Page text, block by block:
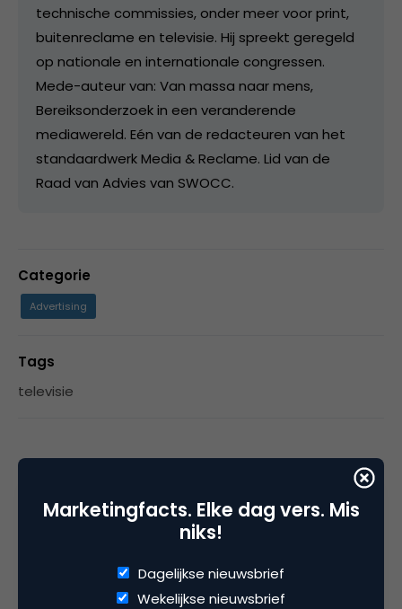
technische commissies, onder meer voor print,
buitenreclame en televisie. Hij spreekt geregeld
op nationale en internationale congressen.
Mede-auteur van: Van massa naar mens,
Bereiksonderzoek in een veranderende
mediawereld. Eén van de redacteuren van het
standaardwerk Media & Reclame. Lid van de
Raad van Advies van SWOCC.
Categorie
Advertising
Tags
televisie
wouter
Marketingfacts. Elke dag vers. Mis
niks!
Dagelijkse nieuwsbrief
Wekelijkse nieuwsbrief